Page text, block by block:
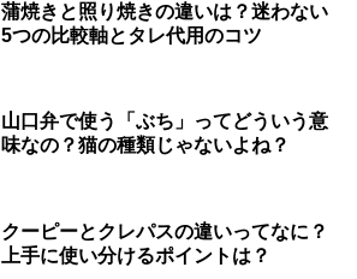
蒲焼きと照り焼きの違いは？迷わない
5つの比較軸とタレ代用のコツ
山口弁で使う「ぶち」ってどういう意
味なの？猫の種類じゃないよね？
クーピーとクレパスの違いってなに？
上手に使い分けるポイントは？